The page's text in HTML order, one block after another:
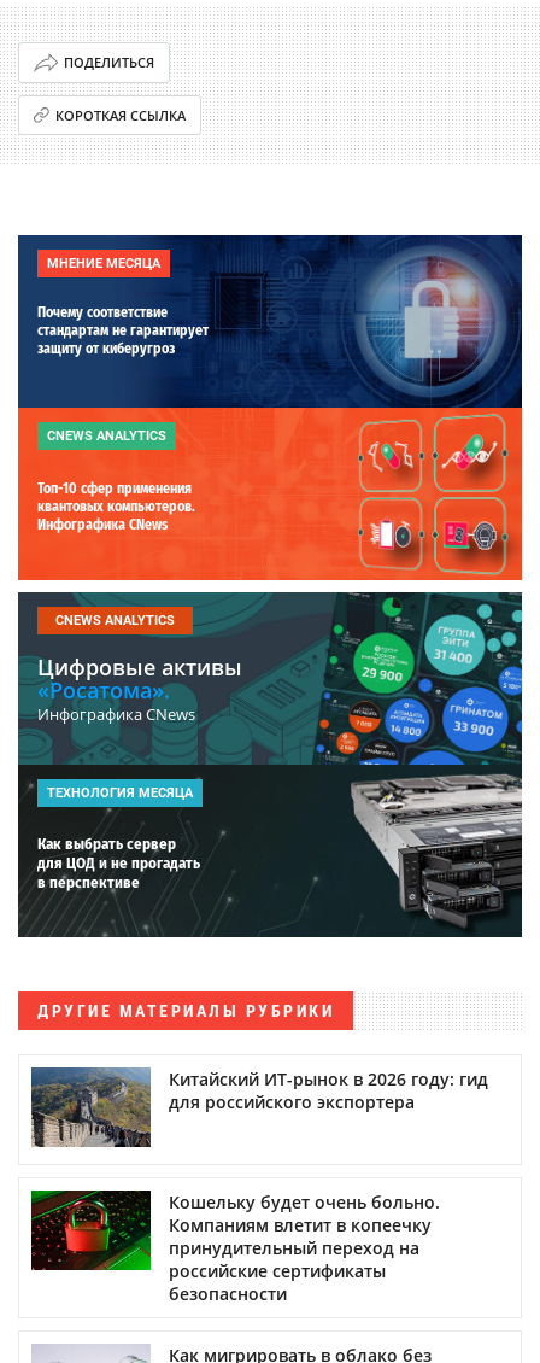
ПОДЕЛИТЬСЯ
КОРОТКАЯ ССЫЛКА
МНЕНИЕ МЕСЯЦА
Почему соответствие
стандартам не гарантирует
защиту от киберугроз
CNEWS ANALYTICS
Топ-10 сфер применения
квантовых компьютеров.
Инфографика CNews
CNEWS ANALYTICS
Цифровые активы
«Росатома».
Инфографика CNews
ТЕХНОЛОГИЯ МЕСЯЦА
Как выбрать сервер
для ЦОД и не прогадать
в перспективе
ДРУГИЕ МАТЕРИАЛЫ РУБРИКИ
Китайский ИТ-рынок в 2026 году: гид
для российского экспортера
Кошельку будет очень больно.
Компаниям влетит в копеечку
принудительный переход на
российские сертификаты
безопасности
Как мигрировать в облако без